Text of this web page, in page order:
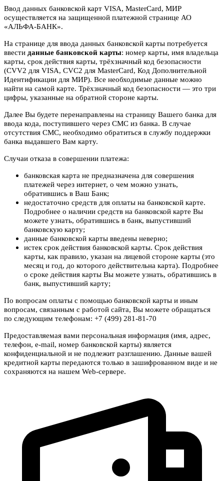
Ввод данных банковской карт VISA, MasterCard, МИР
осуществляется на защищенной платежной странице АО
«АЛЬФА-БАНК».
На странице для ввода данных банковской карты потребуется
ввести данные банковской карты: номер карты, имя владельца
карты, срок действия карты, трёхзначный код безопасности
(CVV2 для VISA, CVC2 для MasterCard, Код Дополнительной
Идентификации для МИР). Все необходимые данные можно
найти на самой карте. Трёхзначный код безопасности — это три
цифры, указанные на обратной стороне карты.
Далее Вы будете перенаправлены на страницу Вашего банка для
ввода кода, поступившего через СМС из банка. В случае
отсутствия СМС, необходимо обратиться в службу поддержки
банка выдавшего Вам карту.
Случаи отказа в совершении платежа:
банковская карта не предназначена для совершения
платежей через интернет, о чем можно узнать,
обратившись в Ваш Банк;
недостаточно средств для оплаты на банковской карте.
Подробнее о наличии средств на банковской карте Вы
можете узнать, обратившись в банк, выпустивший
банковскую карту;
данные банковской карты введены неверно;
истек срок действия банковской карты. Срок действия
карты, как правило, указан на лицевой стороне карты (это
месяц и год, до которого действительна карта). Подробнее
о сроке действия карты Вы можете узнать, обратившись в
банк, выпустивший карту;
По вопросам оплаты с помощью банковской карты и иным
вопросам, связанным с работой сайта, Вы можете обращаться
по следующим телефонам: +7 (499) 281-81-70
Предоставляемая вами персональная информация (имя, адрес,
телефон, e-mail, номер банковской карты) является
конфиденциальной и не подлежит разглашению. Данные вашей
кредитной карты передаются только в зашифрованном виде и не
сохраняются на нашем Web-сервере.